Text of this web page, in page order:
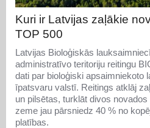
Kuri ir Latvijas zaļākie
TOP 500
Latvijas Bioloģiskās
administratīvo teritoriju reitingu
dati par bioloģiski apsaimniekoto
īpatsvaru valstī. Reitings atklāj
un pilsētas, turklāt divos
zeme jau pārsniedz 40 % no
platības.